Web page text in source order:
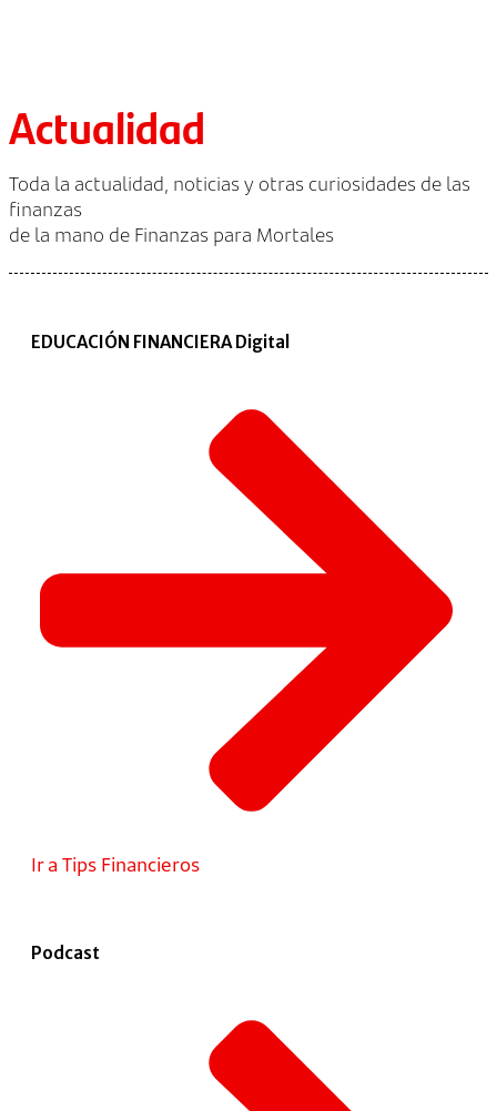
Actualidad
Toda la actualidad, noticias y otras curiosidades de las
finanzas
de la mano de Finanzas para Mortales
EDUCACIÓN FINANCIERA Digital
Ir a Tips Financieros
Podcast